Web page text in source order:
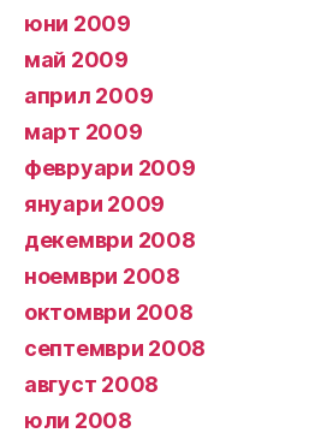
юни 2009
май 2009
април 2009
март 2009
февруари 2009
януари 2009
декември 2008
ноември 2008
октомври 2008
септември 2008
август 2008
юли 2008